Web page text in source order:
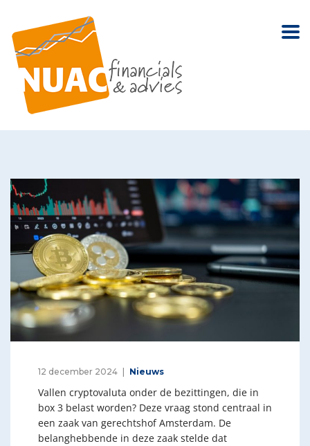
12 december 2024 Nieuws
Vallen cryptovaluta onder de bezittingen, die in
box 3 belast worden? Deze vraag stond centraal in
een zaak van gerechtshof Amsterdam. De
belanghebbende in deze zaak stelde dat